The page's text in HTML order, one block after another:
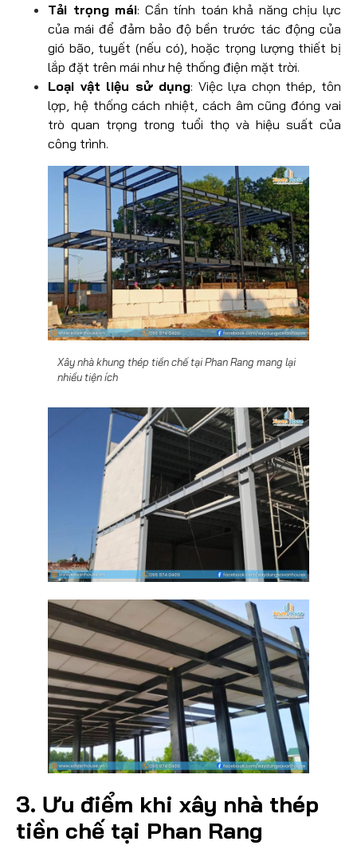
Tải trọng mái: Cần tính toán khả năng chịu lực
của mái để đảm bảo độ bền trước tác động của
gió bão, tuyết (nếu có), hoặc trọng lượng thiết bị
lắp đặt trên mái như hệ thống điện mặt trời.
Loại vật liệu sử dụng: Việc lựa chọn thép, tôn
lợp, hệ thống cách nhiệt, cách âm cũng đóng vai
trò quan trọng trong tuổi thọ và hiệu suất của
công trình.
Xây nhà khung thép tiền chế tại Phan Rang mang lại
nhiều tiện ích
3. Ưu điểm khi xây nhà thép
tiền chế tại Phan Rang